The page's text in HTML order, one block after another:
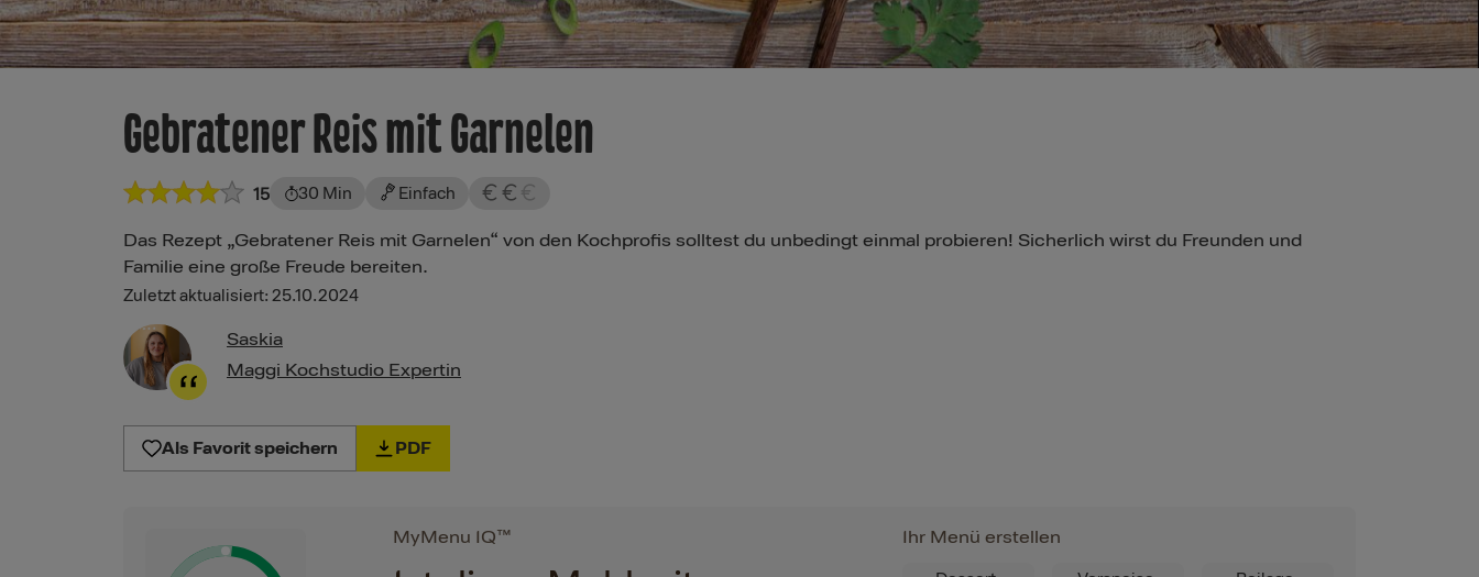
Gebratener Reis mit Garnelen
15 30 Min Einfach
Das Rezept „Gebratener Reis mit Garnelen“ von den Kochprofis solltest du unbedingt einmal probieren! Sicherlich wirst du Freunden und
Familie eine große Freude bereiten.
Zuletzt aktualisiert: 25.10.2024
Saskia
Maggi Kochstudio Expertin
Als Favorit speichern PDF
MyMenu IQ™ Ihr Menü erstellen